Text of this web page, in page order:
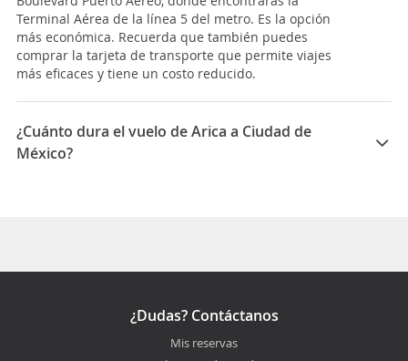
Terminal Aérea de la línea 5 del metro. Es la opción
más económica. Recuerda que también puedes
comprar la tarjeta de transporte que permite viajes
más eficaces y tiene un costo reducido.
¿Cuánto dura el vuelo de Arica a Ciudad de
México?
¿Dudas? Contáctanos
Mis reservas